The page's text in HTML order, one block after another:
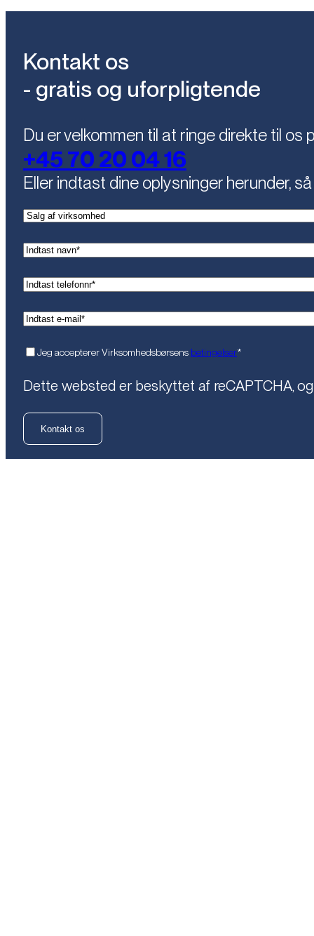
Kontakt os
- gratis og uforpligtende
Du er velkommen til at ringe direkte til os
+45 70 20 04 16
Eller indtast dine oplysninger herunder,
Kontaktemne
Navn
Telefon*
Email*
Jeg accepterer Virksomhedsbørsens betingelser*
Dette websted er beskyttet af reCAPTCHA,